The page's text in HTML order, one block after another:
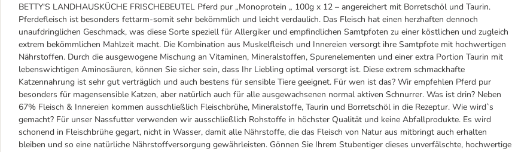
BETTY'S LANDHAUSKÜCHE FRISCHEBEUTEL Pferd pur „Monoprotein „ 100g x 12 – angereichert mit Borretschöl und Taurin.
Pferdefleisch ist besonders fettarm-somit sehr bekömmlich und leicht verdaulich. Das Fleisch hat einen herzhaften dennoch
unaufdringlichen Geschmack, was diese Sorte speziell für Allergiker und empfindlichen Samtpfoten zu einer köstlichen und zugleich
extrem bekömmlichen Mahlzeit macht. Die Kombination aus Muskelfleisch und Innereien versorgt ihre Samtpfote mit hochwertigen
Nährstoffen. Durch die ausgewogene Mischung an Vitaminen, Mineralstoffen, Spurenelementen und einer extra Portion Taurin mit
lebenswichtigen Aminosäuren, können Sie sicher sein, dass Ihr Liebling optimal versorgt ist. Diese extrem schmackhafte
Katzennahrung ist sehr gut verträglich und auch bestens für sensible Tiere geeignet. Für wen ist das? Wir empfehlen Pferd pur
besonders für magensensible Katzen, aber natürlich auch für alle ausgewachsenen normal aktiven Schnurrer. Was ist drin? Neben
67% Fleisch & Innereien kommen ausschließlich Fleischbrühe, Mineralstoffe, Taurin und Borretschöl in die Rezeptur. Wie wird`s
gemacht? Für unser Nassfutter verwenden wir ausschließlich Rohstoffe in höchster Qualität und keine Abfallprodukte. Es wird
schonend in Fleischbrühe gegart, nicht in Wasser, damit alle Nährstoffe, die das Fleisch von Natur aus mitbringt auch erhalten
bleiben und so eine natürliche Nährstoffversorgung gewährleisten. Gönnen Sie Ihrem Stubentiger dieses unverfälschte, hochwertige